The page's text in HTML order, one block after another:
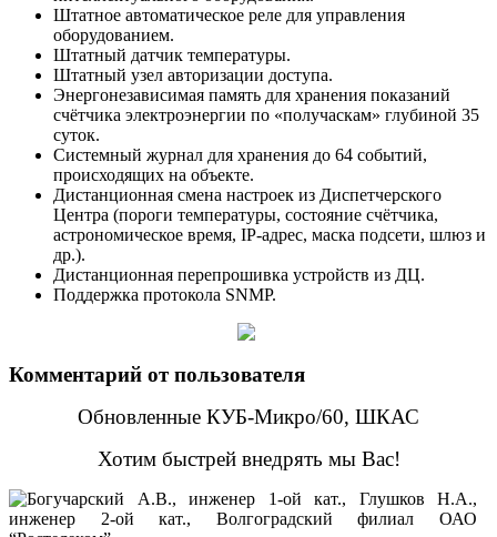
Штатное автоматическое реле для управления
оборудованием.
Штатный датчик температуры.
Штатный узел авторизации доступа.
Энергонезависимая память для хранения показаний
счётчика электроэнергии по «получаскам» глубиной 35
суток.
Системный журнал для хранения до 64 событий,
происходящих на объекте.
Дистанционная смена настроек из Диспетчерского
Центра (пороги температуры, состояние счётчика,
астрономическое время, IP-адрес, маска подсети, шлюз и
др.).
Дистанционная перепрошивка устройств из ДЦ.
Поддержка протокола SNMP.
Комментарий от пользователя
Обновленные КУБ-Микро/60, ШКАС
Хотим быстрей внедрять мы Вас!